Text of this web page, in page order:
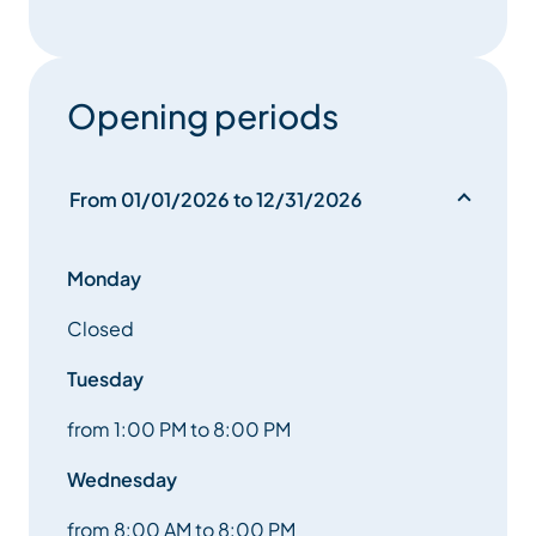
Opening periods
From 01/01/2026 to 12/31/2026
Monday
Closed
Tuesday
from 1:00 PM to 8:00 PM
Wednesday
from 8:00 AM to 8:00 PM